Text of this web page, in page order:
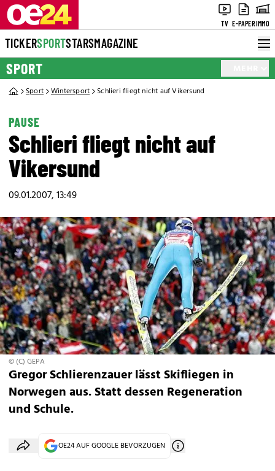
TV E-PAPERIMMO
TICKERSPORTSTARSMAGAZINE
SPORT
Sport Wintersport Schlieri fliegt nicht auf Vikersund
PAUSE
Schlieri fliegt nicht auf
Vikersund
09.01.2007, 13:49
© (C) GEPA
Gregor Schlierenzauer lässt Skifliegen in
Norwegen aus. Statt dessen Regeneration
und Schule.
OE24 AUF GOOGLE BEVORZUGEN